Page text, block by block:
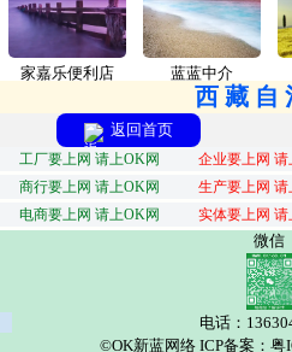
家嘉乐便利店 蓝蓝中介
西藏自
返回首页
工厂要上网 请上OK网 企业要上网 请
商行要上网 请上OK网
生产要上网 请
电商要上网 请上OK网
实体要上网 请
微信
电话：
©OK新蓝网络 ICP备案：粤